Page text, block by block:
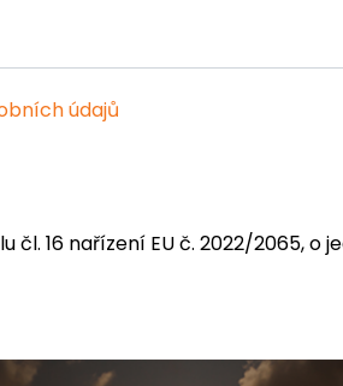
údajů
čl. 16 nařízení EU č. 2022/2065,